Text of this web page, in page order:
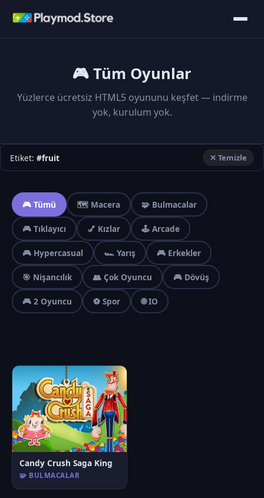
🎮 Tüm Oyunlar
Yüzlerce ücretsiz HTML5 oyununu keşfet — indirme
yok, kurulum yok.
Etiket: #fruit ✕ Temizle
🎮 Tümü 🗺️ Macera 🧩 Bulmacalar
🎮 Tıklayıcı 💅 Kızlar 🕹️ Arcade
🎮 Hypercasual 🏎️ Yarış 🎮 Erkekler
🎯 Nişancılık 👥 Çok Oyuncu 🎮 Dövüş
🎮 2 Oyuncu ⚽ Spor 🌐 IO
Candy Crush Saga King
🧩 BULMACALAR